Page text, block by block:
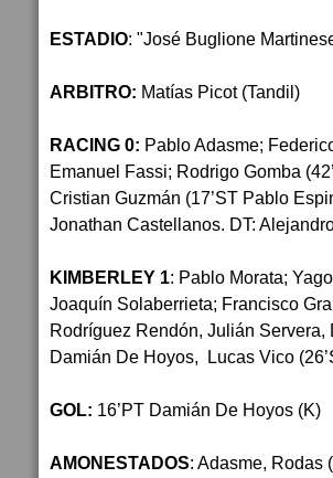
ESTADIO: "José Buglione
ARBITRO: Matías Picot (Tandil)
RACING 0: Pablo Adasme;
Emanuel Fassi; Rodrigo Gomba
Cristian Guzmán (17’ST Pablo
Jonathan Castellanos. DT:
KIMBERLEY 1: Pablo Morata;
Joaquín Solaberrieta; Francisco
Rodríguez Rendón, Julián Servera,
Damián De Hoyos, Lucas Vico
GOL: 16’PT Damián De Hoyos (K)
AMONESTADOS: Adasme, Rodas